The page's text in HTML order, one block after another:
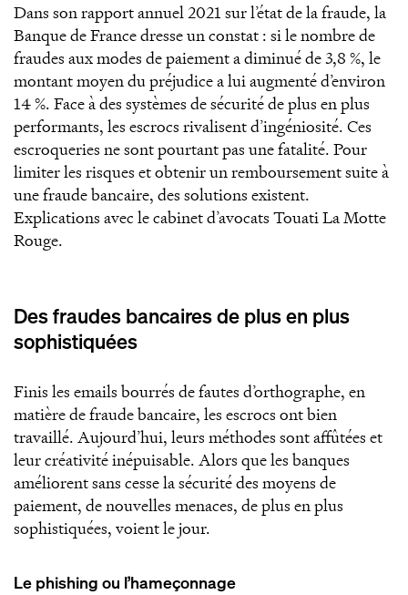
Dans son rapport annuel 2021 sur l’état de la fraude, la
Banque de France dresse un constat : si le nombre de
fraudes aux modes de paiement a diminué de 3,8 %, le
montant moyen du préjudice a lui augmenté d’environ
14 %. Face à des systèmes de sécurité de plus en plus
performants, les escrocs rivalisent d’ingéniosité. Ces
escroqueries ne sont pourtant pas une fatalité. Pour
limiter les risques et obtenir un remboursement suite à
une fraude bancaire, des solutions existent.
Explications avec le cabinet d’avocats Touati La Motte
Rouge.
Des fraudes bancaires de plus en plus
sophistiquées
Finis les emails bourrés de fautes d’orthographe, en
matière de fraude bancaire, les escrocs ont bien
travaillé. Aujourd’hui, leurs méthodes sont affûtées et
leur créativité inépuisable. Alors que les banques
améliorent sans cesse la sécurité des moyens de
paiement, de nouvelles menaces, de plus en plus
sophistiquées, voient le jour.
Le phishing ou l’hameçonnage